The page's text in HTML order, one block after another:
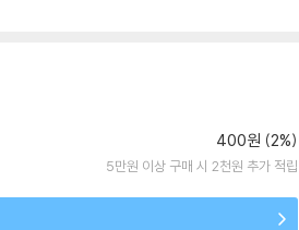
400원 (2%)
5만원 이상 구매 시 2천원 추가 적립